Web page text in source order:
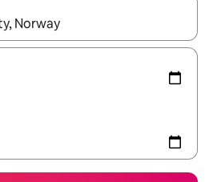
sind, navigiere mit den